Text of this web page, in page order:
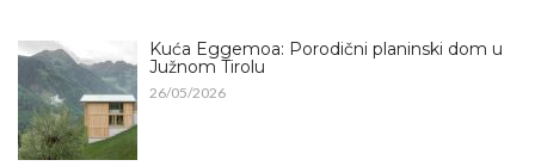
Kuća Eggemoa: Porodični planinski dom u
Južnom Tirolu
26/05/2026